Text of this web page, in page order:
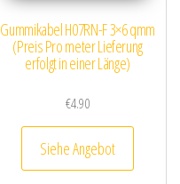
Gummikabel H07RN-F 3×6 qmm
(Preis Pro meter Lieferung
erfolgt in einer Länge)
€4.90
Siehe Angebot